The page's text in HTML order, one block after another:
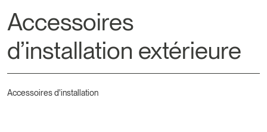
Accessoires
d’installation extérieure
Accessoires d'installation